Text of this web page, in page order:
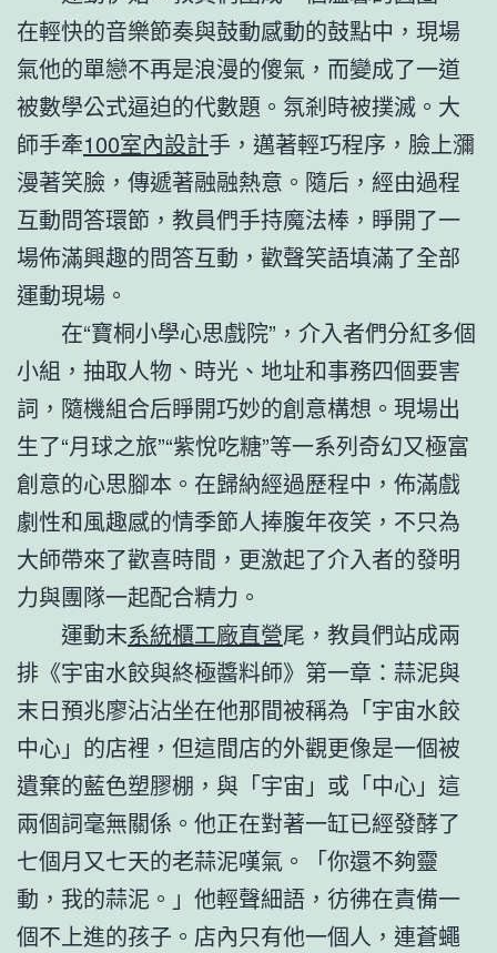
在輕快的音樂節奏與鼓動感動的鼓點中，現場
氣他的單戀不再是浪漫的傻氣，而變成了一道
被數學公式逼迫的代數題。氛剎時被撲滅。大
師手牽100室內設計手，邁著輕巧程序，臉上瀰
漫著笑臉，傳遞著融融熱意。隨后，經由過程
互動問答環節，教員們手持魔法棒，睜開了一
場佈滿興趣的問答互動，歡聲笑語填滿了全部
運動現場。
在“寶桐小學心思戲院”，介入者們分紅多個
小組，抽取人物、時光、地址和事務四個要害
詞，隨機組合后睜開巧妙的創意構想。現場出
生了“月球之旅”“紫悅吃糖”等一系列奇幻又極富
創意的心思腳本。在歸納經過歷程中，佈滿戲
劇性和風趣感的情季節人捧腹年夜笑，不只為
大師帶來了歡喜時間，更激起了介入者的發明
力與團隊一起配合精力。
運動末系統櫃工廠直營尾，教員們站成兩
排《宇宙水餃與終極醬料師》第一章：蒜泥與
末日預兆廖沾沾坐在他那間被稱為「宇宙水餃
中心」的店裡，但這間店的外觀更像是一個被
遺棄的藍色塑膠棚，與「宇宙」或「中心」這
兩個詞毫無關係。他正在對著一缸已經發酵了
七個月又七天的老蒜泥嘆氣。「你還不夠靈
動，我的蒜泥。」他輕聲細語，彷彿在責備一
個不上進的孩子。店內只有他一個人，連蒼蠅